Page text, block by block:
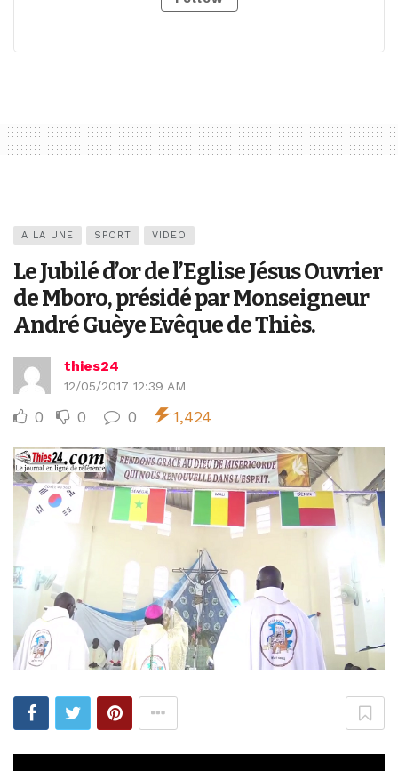
A LA UNE SPORT VIDEO
Le Jubilé d’or de l’Eglise Jésus Ouvrier
de Mboro, présidé par Monseigneur
André Guèye Evêque de Thiès.
thies24
12/05/2017 12:39 AM
0 0 0 1,424